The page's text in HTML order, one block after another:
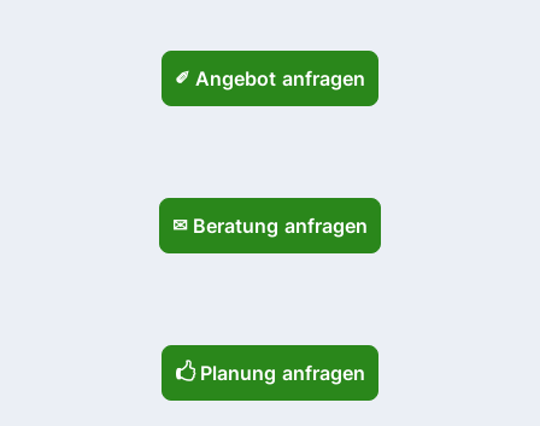
✐ ‎ Angebot anfragen
✉‎ Beratung anfragen
🖒‎ Planung anfragen